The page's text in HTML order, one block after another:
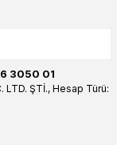
3050 01
LTD. ŞTİ., Hesap Türü: